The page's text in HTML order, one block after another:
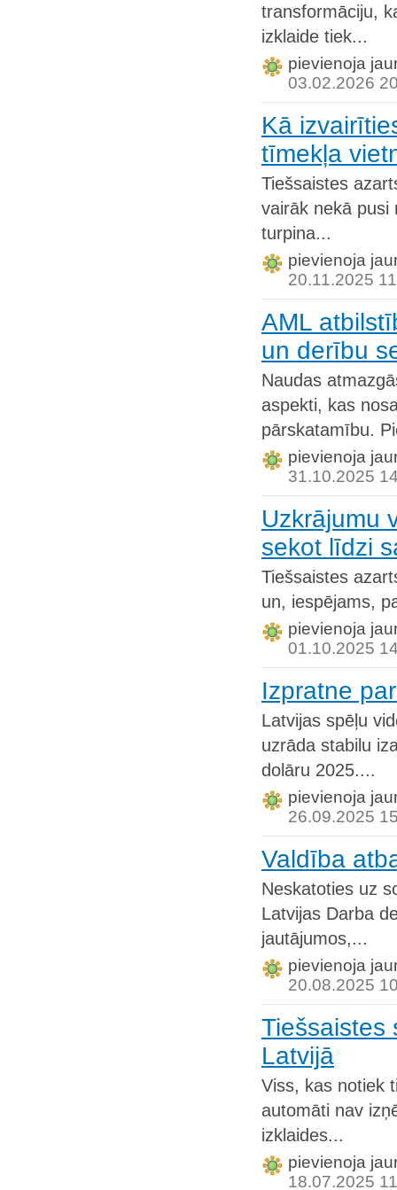
transformāciju,
izklaide tiek...
pievienoja
03.02.2026
Kā
tīmekļa
Tiešsaistes
vairāk nekā pusi
turpina...
pievienoja
20.11.2025
AML
un derību
Naudas
aspekti, kas
pārskatamību.
pievienoja
31.10.2025
Uzkrājumu
sekot līdzi
Tiešsaistes
un, iespējams,
pievienoja
01.10.2025
Izpratne
Latvijas spēļu
uzrāda stabilu
dolāru 2025....
pievienoja
26.09.2025
Valdība
Neskatoties uz
Latvijas Darba
jautājumos,...
pievienoja
20.08.2025
Tiešsaistes
Latvijā
Viss, kas notiek
automāti nav
izklaides...
pievienoja
18.07.2025